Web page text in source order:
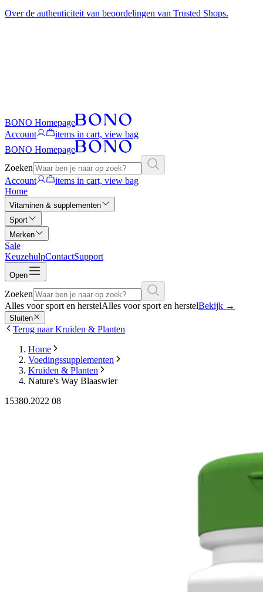
Over de authenticiteit van beoordelingen van Trusted Shops.
BONO Homepage
Account
items in cart, view bag
BONO Homepage
Zoeken
Account
items in cart, view bag
Home
Vitaminen & supplementen
Sport
Merken
Sale
KeuzehulpContactSupport
Open
Zoeken
Alles voor sport en herstelAlles voor sport en herstelBekijk →
Sluiten
Terug naar Kruiden & Planten
Home
Voedingssupplementen
Kruiden & Planten
Nature's Way Blaaswier
15380.2022 08